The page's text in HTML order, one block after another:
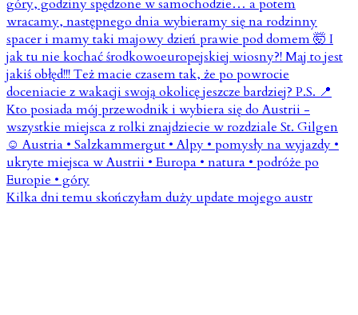
Kilka dni temu skończyłam duży update mojego austr